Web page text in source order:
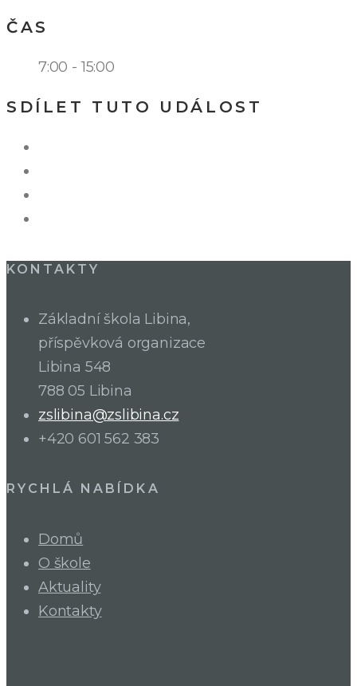
ČAS
7:00 - 15:00
SDÍLET TUTO UDÁLOST
KONTAKTY
Základní škola Libina,
příspěvková organizace
Libina 548
788 05 Libina
zslibina@zslibina.cz
+420 601 562 383
RYCHLÁ NABÍDKA
Domů
O škole
Aktuality
Kontakty